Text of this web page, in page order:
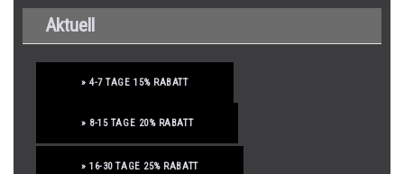
Aktuell
» 4-7 TAGE 15% RABATT
» 8-15 TAGE 20% RABATT
» 16-30 TAGE 25% RABATT